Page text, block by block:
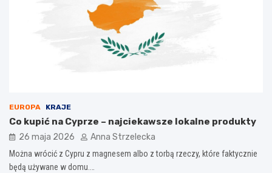
EUROPA KRAJE
Co kupić na Cyprze – najciekawsze lokalne produkty
26 maja 2026 Anna Strzelecka
Można wrócić z Cypru z magnesem albo z torbą rzeczy, które faktycznie
będą używane w domu.…